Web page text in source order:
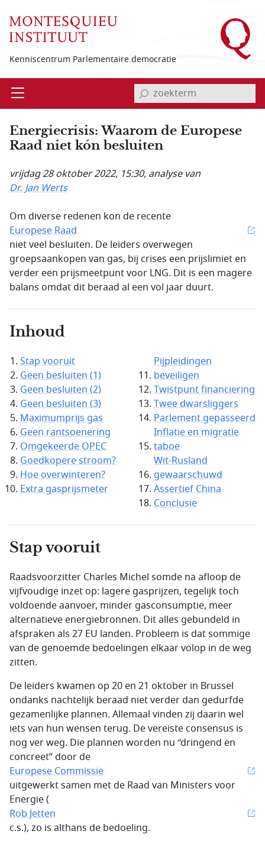
Kenniscentrum Parlementaire democratie
Open invoerveld zoekterm
Energiecrisis: Waarom de Europese
Raad niet kón besluiten
vrijdag 28 oktober 2022, 15:30, analyse van
Dr. Jan Werts
Om diverse redenen kon de recente
Europese Raad
niet veel besluiten. De leiders overwegen
groepsaankopen van gas, bij crises een prijslimiet en
verder een prijsmeetpunt voor LNG. Dit is een magere
balans omdat dit beraad al een vol jaar duurt.
Inhoud
Stap vooruit
Geen besluiten (1)
Geen besluiten (2)
Geen besluiten (3)
Maximumprijs gas
Geen rantsoenering
Omgekeerde OPEC
Goedkopere stroom?
Hoe overwinteren?
Extra gasprijsmeter
Pijpleidingen
beveiligen
Twistpunt financiering
Twee dwarsliggers
Parlement gepasseerd
Inflatie en migratie
taboe
Wit-Rusland
gewaarschuwd
Assertief China
Conclusie
Stap vooruit
Raadsvoorzitter Charles Michel somde na afloop de
vijfvoudige inzet op: lagere gasprijzen, tegelijk toch
voldoende aanvoer, minder gasconsumptie, meer
alternatieve energiebronnen. Dit alles gebundeld in
afspraken als 27 EU landen. Probleem is dat sommige
van de genoemde bedoelingen elkaar volop in de weg
zitten.
De leiders kwamen op 20 en 21 oktober in Brussel
ondanks nachtelijk beraad niet verder dan gedurfde
gezamenlijke plannen. Allemaal vinden zij daarin wel
iets van hun wensen terug. De vereiste consensus is
nog ver weg. Die plannen worden nu “dringend en
concreet” door de
Europese Commissie
uitgewerkt samen met de Raad van Ministers voor
Energie (
Rob Jetten
c.s.), zo is althans de bedoeling.